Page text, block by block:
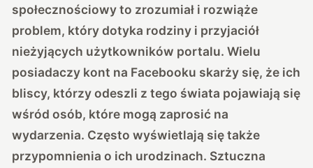
społecznościowy to zrozumiał i rozwiąże
problem, który dotyka rodziny i przyjaciół
nieżyjących użytkowników portalu. Wielu
posiadaczy kont na Facebooku skarży się, że ich
bliscy, którzy odeszli z tego świata pojawiają się
wśród osób, które mogą zaprosić na
wydarzenia. Często wyświetlają się także
przypomnienia o ich urodzinach. Sztuczna